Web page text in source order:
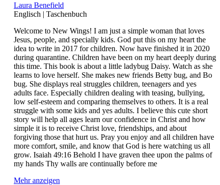
Laura Benefield
Englisch | Taschenbuch
Welcome to New Wings! I am just a simple woman that loves
Jesus, people, and specially kids. God put this on my heart the
idea to write in 2017 for children. Now have finished it in 2020
during quarantine. Children have been on my heart deeply during
this time. This book is about a little ladybug Daisy. Watch as she
learns to love herself. She makes new friends Betty bug, and Bo
bug. She displays real struggles children, teenagers and yes
adults face. Especially children dealing with teasing, bullying,
low self-esteem and comparing themselves to others. It is a real
struggle with some kids and yes adults. I believe this cute short
story will help all ages learn our confidence in Christ and how
simple it is to receive Christ love, friendships, and about
forgiving those that hurt us. Pray you enjoy and all children have
more comfort, smile, and know that God is here watching us all
grow. Isaiah 49:16 Behold I have graven thee upon the palms of
my hands Thy walls are continually before me
Mehr anzeigen